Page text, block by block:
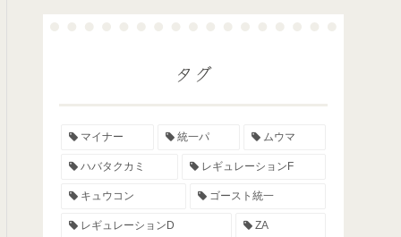
タグ
マイナー 統一パ ムウマ
ハバタクカミ レギュレーションF
キュウコン ゴースト統一
レギュレーションD ZA